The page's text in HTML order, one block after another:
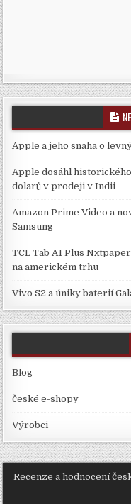
Apple a jeho snaha o
Apple dosáhl
dolarů v prodeji v Indii
Amazon Prime Video a
Samsung
TCL Tab A1 Plus
na americkém trhu
Vivo S2 a úniky baterií
Blog
české e-shopy
Výrobci
Recenze a hodnocení